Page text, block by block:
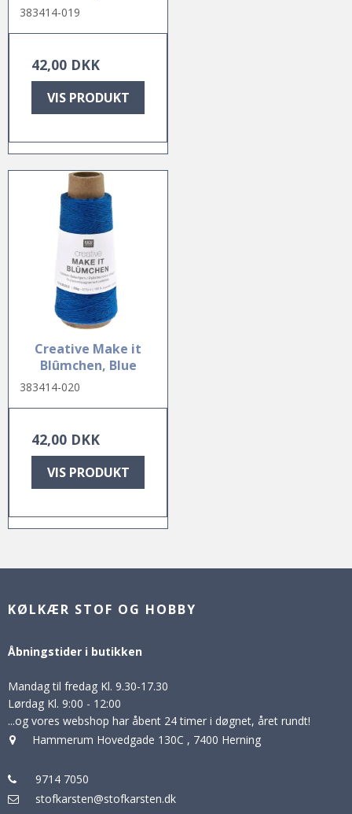
383414-019
42,00 DKK
VIS PRODUKT
Creative Make it
Blûmchen, Blue
383414-020
42,00 DKK
VIS PRODUKT
KØLKÆR STOF OG HOBBY
Åbningstider i butikken
Mandag til fredag Kl. 9.30-17.30
Lørdag Kl. 9:00 - 12:00
...og vores webshop har åbent 24 timer i døgnet, året rundt!
Hammerum Hovedgade 130C , 7400 Herning
9714 7050
stofkarsten@stofkarsten.dk